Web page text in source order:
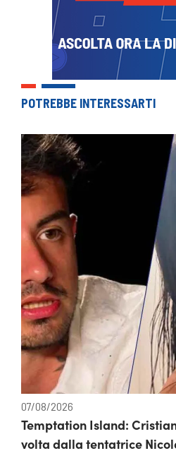
POTREBBE INTERESSARTI
07/08/2026
Temptation Island:
volta dalla tentatrice